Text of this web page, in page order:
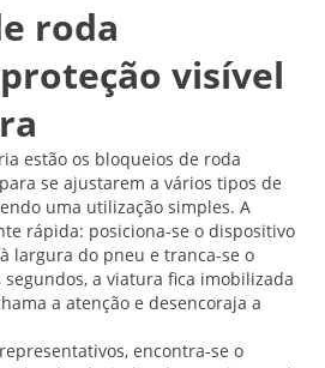
roda
visível
estão os bloqueios de roda
se ajustarem a vários tipos de
uma utilização simples. A
rápida: posiciona-se o dispositivo
largura do pneu e tranca-se o
segundos, a viatura fica imobilizada
a atenção e desencoraja a
encontra-se o